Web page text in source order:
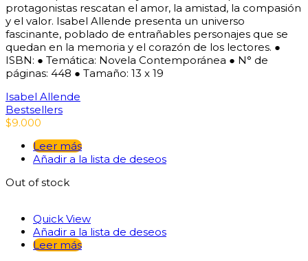
protagonistas rescatan el amor, la amistad, la compasión
y el valor. Isabel Allende presenta un universo
fascinante, poblado de entrañables personajes que se
quedan en la memoria y el corazón de los lectores. ●
ISBN: ● Temática: Novela Contemporánea ● N° de
páginas: 448 ● Tamaño: 13 x 19
Isabel Allende
Bestsellers
$9.000
Leer más
Añadir a la lista de deseos
Out of stock
Quick View
Añadir a la lista de deseos
Leer más